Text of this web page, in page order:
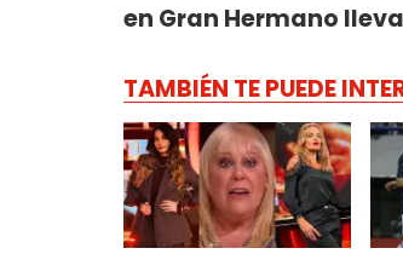
en Gran Hermano
TAMBIÉN TE PUEDE